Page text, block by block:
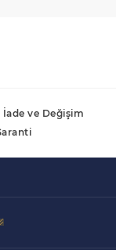
İade ve Değişim